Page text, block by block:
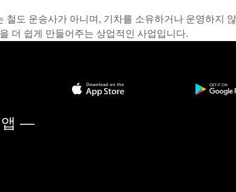
도 운송사가 아니며, 기차를 소유하거나 운영하지
더 쉽게 만들어주는 상업적인 사업입니다.
앱 —